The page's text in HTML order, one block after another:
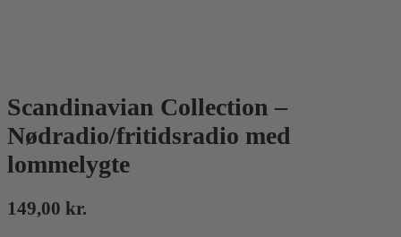
Scandinavian Collection –
Nødradio/fritidsradio med
lommelygte
149,00 kr.